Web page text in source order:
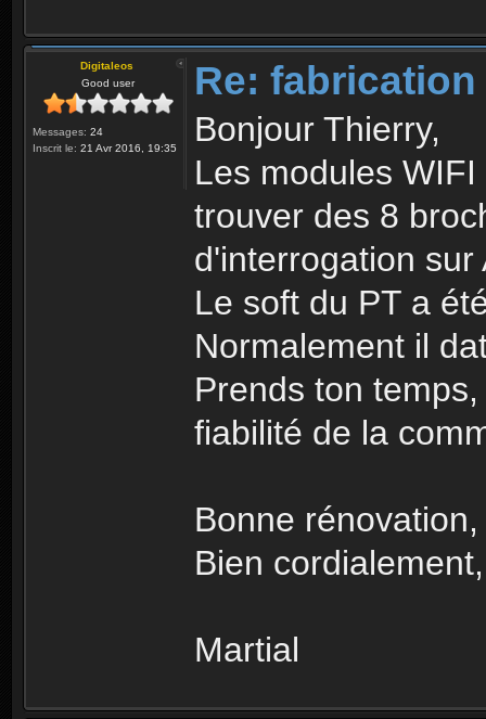
Digitaleos
Good user
Messages: 24
Inscrit le: 21 Avr 2016, 19:35
Re: fabrication
Bonjour Thierry,
Les modules
trouver des 8
d'interrogation sur
Le soft du PT a
Normalement il
Prends ton
fiabilité de la
Bonne rénovation,
Bien cordialement,
Martial